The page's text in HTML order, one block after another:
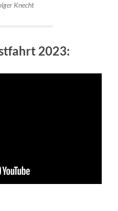
Knecht
2023: